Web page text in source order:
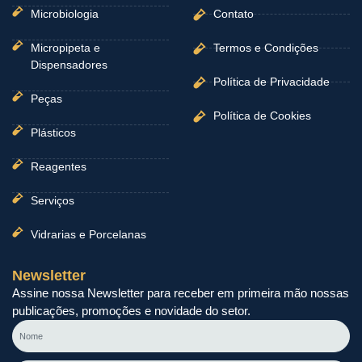
Microbiologia
Micropipeta e
Dispensadores
Peças
Plásticos
Reagentes
Serviços
Vidrarias e Porcelanas
Contato
Termos e Condições
Política de Privacidade
Política de Cookies
Newsletter
Assine nossa Newsletter para receber em primeira mão nossas
publicações, promoções e novidade do setor.
Nome